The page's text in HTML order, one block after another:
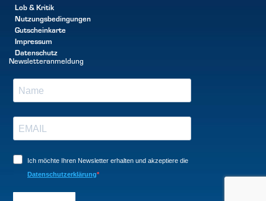
Lob & Kritik
Nutzungsbedingungen
Gutscheinkarte
Impressum
Datenschutz
Newsletteranmeldung
Ich möchte Ihren Newsletter erhalten und akzeptiere die
Datenschutzerklärung